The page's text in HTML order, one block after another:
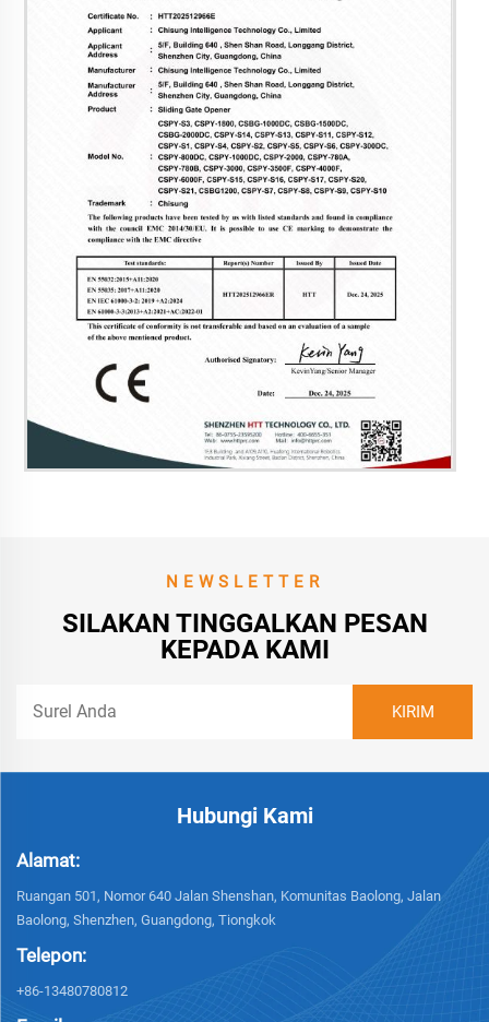
NEWSLETTER
SILAKAN TINGGALKAN PESAN
KEPADA KAMI
Hubungi Kami
Alamat:
Ruangan 501, Nomor 640 Jalan Shenshan, Komunitas Baolong, Jalan
Baolong, Shenzhen, Guangdong, Tiongkok
Telepon:
+86-13480780812